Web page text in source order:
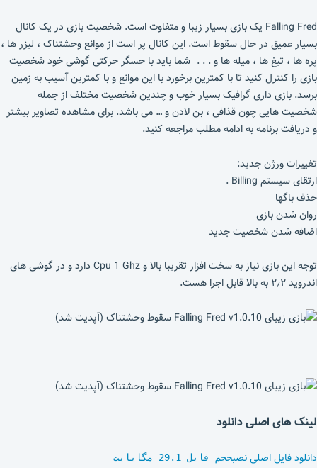
Falling Fred یک بازی بسیار زیبا و متفاوت است. شخصیت بازی در یک کانال
بسیار عمیق در حال سقوط است. این کانال پر است از موانع وحشتناک ، لیزر ها ،
پره ها ، تیغ ها ، میله ها و . . . شما باید با حسگر حرکتی گوشی خود شخصیت
بازی را کنترل کنید تا با کمترین برخورد با این موانع و با کمترین آسیب به زمین
برسد. بازی داری گرافیک بسیار خوب و چندین شخصیت مختلف از جمله
شخصیت هایی چون قذافی ، بن لادن و … می باشد. برای مشاهده تصاویر بیشتر
و دریافت برنامه به ادامه مطلب مراجعه کنید.
تغییرات ورژن جدید:
ارتقای سیستم Billing .
حذف باگها
روان شدن بازی
اضافه شدن شخصیت جدید
توجه این بازی نیاز به سخت افزار تقریبا بالا و Cpu 1 Ghz دارد و در گوشی های
اندروید ۲٫۲ به بالا قابل اجرا هست.
لینک های اصلی دانلود
دانلود فایل اصلی نصبحجم فایل 29.1 مگابایت